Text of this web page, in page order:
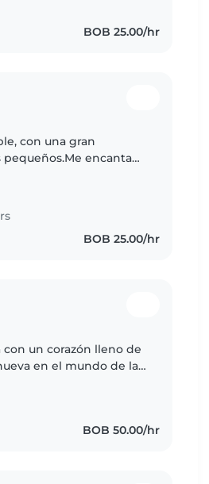
BOB 25.00/hr
con una gran
encanta
BOB 25.00/hr
con un corazón lleno de
en el mundo de la
BOB 50.00/hr